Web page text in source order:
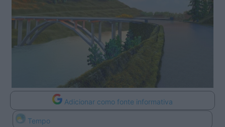
Adicionar como fonte informativa
Tempo